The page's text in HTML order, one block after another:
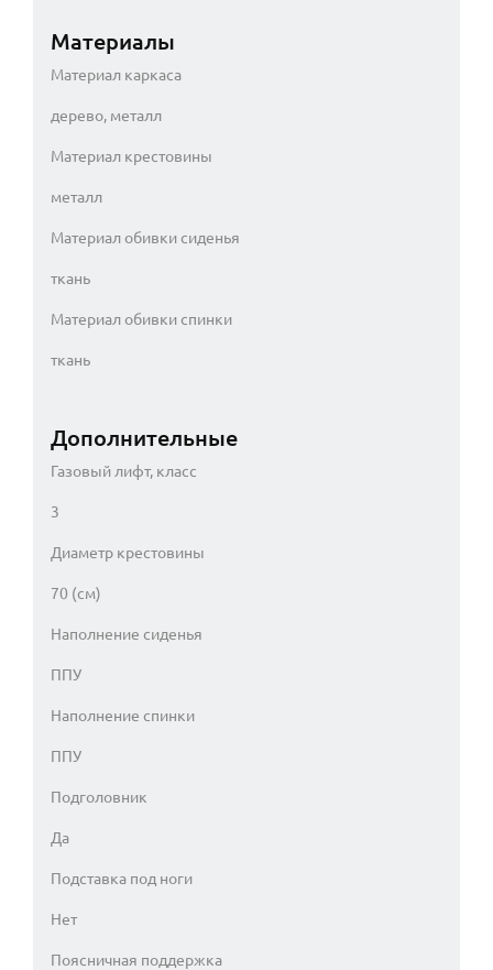
Материалы
Материал каркаса
дерево, металл
Материал крестовины
металл
Материал обивки сиденья
ткань
Материал обивки спинки
ткань
Дополнительные
Газовый лифт, класс
3
Диаметр крестовины
70 (см)
Наполнение сиденья
ППУ
Наполнение спинки
ППУ
Подголовник
Да
Подставка под ноги
Нет
Поясничная поддержка